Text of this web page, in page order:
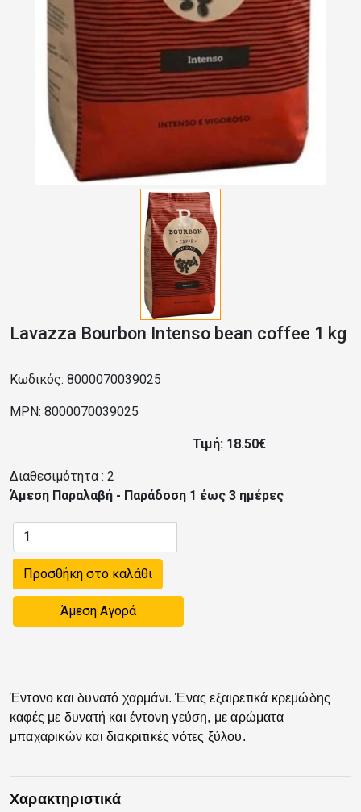
Lavazza Bourbon Intenso bean coffee 1 kg
Κωδικός: 8000070039025
MPN: 8000070039025
Τιμή: 18.50€
Διαθεσιμότητα : 2
Άμεση Παραλαβή - Παράδοση 1 έως 3 ημέρες
Προσθήκη στο καλάθι
Άμεση Αγορά
Έντονο και δυνατό χαρμάνι. Ένας εξαιρετικά κρεμώδης
καφές με δυνατή και έντονη γεύση, με αρώματα
μπαχαρικών και διακριτικές νότες ξύλου.
Χαρακτηριστικά